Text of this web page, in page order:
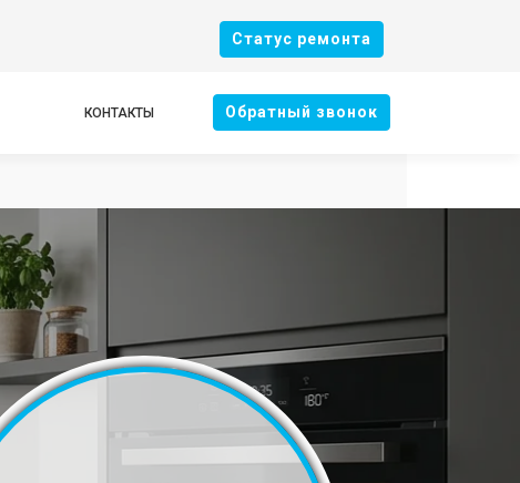
Cтатус ремонта
КОНТАКТЫ Oбратный звонок